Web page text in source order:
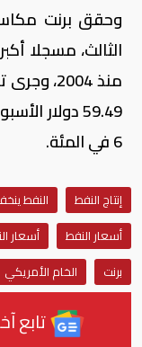
الثالث، مسجلا
منذ
59.49 دولار
6 في المئة.
إنتاج النفط النفط
أسعار النفط
أسعار
برنت
الخام الأمريكي
تابع